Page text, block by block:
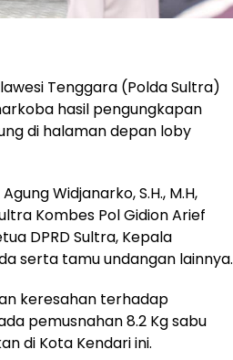
Tenggara (Polda Sultra)
hasil pengungkapan
di halaman depan loby
Widjanarko, S.H., M.H,
Kombes Pol Gidion Arief
DPRD Sultra, Kepala
serta tamu undangan lainnya.
keresahan terhadap
pemusnahan 8.2 Kg sabu
di Kota Kendari ini.